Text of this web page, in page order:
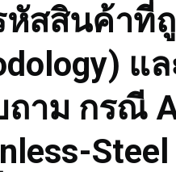
สสินค้าที่
แ
าม กรณี